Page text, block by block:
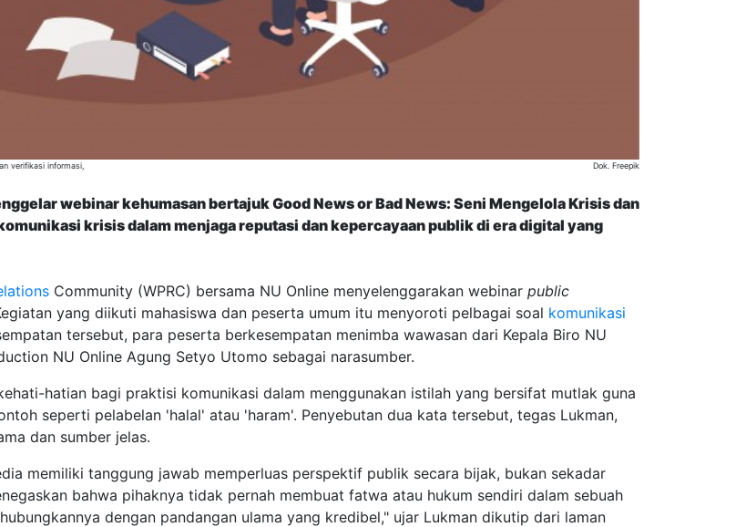
verifikasi informasi,
Dok. Freepik
webinar kehumasan bertajuk Good News or Bad News: Seni Mengelola Krisis dan
krisis dalam menjaga reputasi dan kepercayaan publik di era digital yang
Community (WPRC) bersama NU Online menyelenggarakan webinar public
yang diikuti mahasiswa dan peserta umum itu menyoroti pelbagai soal komunikasi
tersebut, para peserta berkesempatan menimba wawasan dari Kepala Biro NU
NU Online Agung Setyo Utomo sebagai narasumber.
hatian bagi praktisi komunikasi dalam menggunakan istilah yang bersifat mutlak guna
seperti pelabelan 'halal' atau 'haram'. Penyebutan dua kata tersebut, tegas Lukman,
dan sumber jelas.
memiliki tanggung jawab memperluas perspektif publik secara bijak, bukan sekadar
bahwa pihaknya tidak pernah membuat fatwa atau hukum sendiri dalam sebuah
dengan pandangan ulama yang kredibel," ujar Lukman dikutip dari laman